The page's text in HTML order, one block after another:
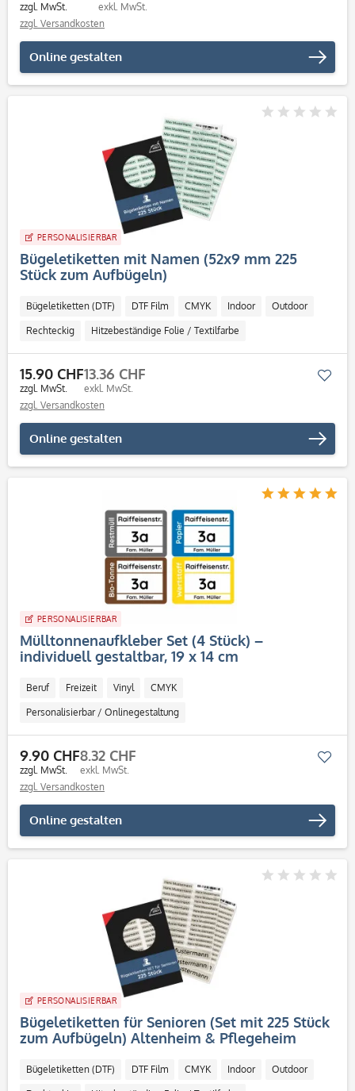
zzgl. MwSt.
exkl. MwSt.
zzgl. Versandkosten
Online gestalten
PERSONALISIERBAR
Bügeletiketten mit Namen (52x9 mm 225
Stück zum Aufbügeln)
Bügeletiketten (DTF) DTF Film CMYK Indoor Outdoor
Rechteckig Hitzebeständige Folie / Textilfarbe
15.90 CHF
zzgl. MwSt.
13.36 CHF
exkl. MwSt.
zzgl. Versandkosten
Online gestalten
PERSONALISIERBAR
Mülltonnenaufkleber Set (4 Stück) –
individuell gestaltbar, 19 x 14 cm
Beruf Freizeit Vinyl CMYK
Personalisierbar / Onlinegestaltung
9.90 CHF
zzgl. MwSt.
8.32 CHF
exkl. MwSt.
zzgl. Versandkosten
Online gestalten
PERSONALISIERBAR
Bügeletiketten für Senioren (Set mit 225 Stück
zum Aufbügeln) Altenheim & Pflegeheim
Bügeletiketten (DTF) DTF Film CMYK Indoor Outdoor